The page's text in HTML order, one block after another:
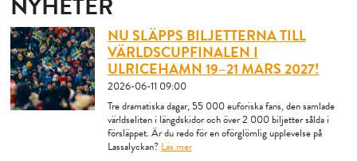
NU SLÄPPS BILJETTERNA TILL
VÄRLDSCUPFINALEN I
ULRICEHAMN 19–21 MARS 2027!
2026-06-11 09:00
Tre dramatiska dagar, 55 000 euforiska fans, den samlade
världseliten i längdskidor och över 2 000 biljetter sålda i
försläppet. Är du redo för en oförglömlig upplevelse på
Lassalyckan? Läs mer